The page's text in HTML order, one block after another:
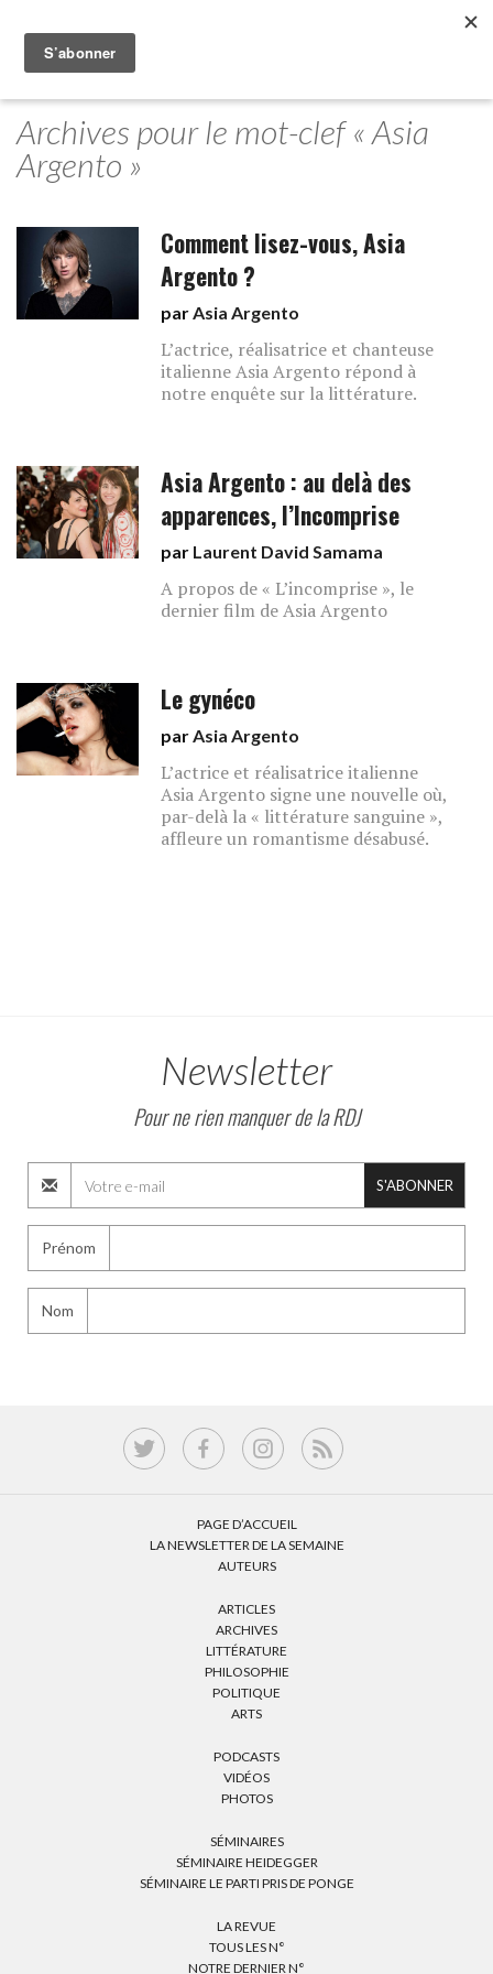
Archives pour le mot-clef « Asia
Argento »
Comment lisez-vous, Asia
Argento ?
parAsia Argento
L’actrice, réalisatrice et chanteuse
italienne Asia Argento répond à
notre enquête sur la littérature.
Asia Argento : au delà des
apparences, l’Incomprise
par Laurent David Samama
A propos de « L’incomprise », le
dernier film de Asia Argento
Le gynéco
parAsia Argento
L’actrice et réalisatrice italienne
Asia Argento signe une nouvelle où,
par-delà la « littérature sanguine »,
affleure un romantisme désabusé.
Newsletter
Pour ne rien manquer de la RDJ
S'ABONNER
Prénom
Nom
PAGE D’ACCUEIL
LA NEWSLETTER DE LA SEMAINE
AUTEURS
ARTICLES
ARCHIVES
LITTÉRATURE
PHILOSOPHIE
POLITIQUE
ARTS
PODCASTS
VIDÉOS
PHOTOS
SÉMINAIRES
SÉMINAIRE HEIDEGGER
SÉMINAIRE LE PARTI PRIS DE PONGE
LA REVUE
TOUS LES N°
NOTRE DERNIER N°